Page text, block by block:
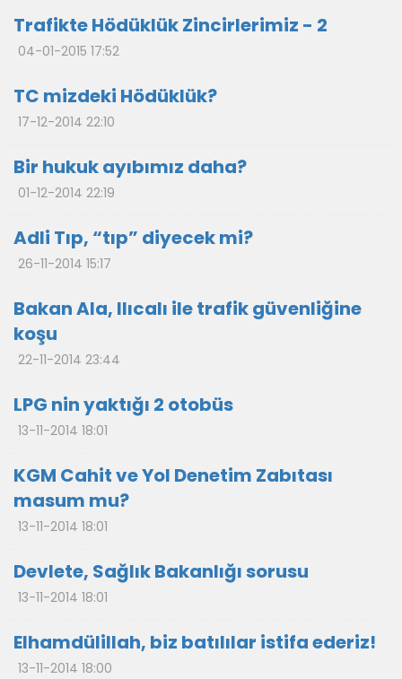
Trafikte Hödüklük Zincirlerimiz - 2
04-01-2015 17:52
TC mizdeki Hödüklük?
17-12-2014 22:10
Bir hukuk ayıbımız daha?
01-12-2014 22:19
Adli Tıp, “tıp” diyecek mi?
26-11-2014 15:17
Bakan Ala, Ilıcalı ile trafik güvenliğine
koşu
22-11-2014 23:44
LPG nin yaktığı 2 otobüs
13-11-2014 18:01
KGM Cahit ve Yol Denetim Zabıtası
masum mu?
13-11-2014 18:01
Devlete, Sağlık Bakanlığı sorusu
13-11-2014 18:01
Elhamdülillah, biz batılılar istifa ederiz!
13-11-2014 18:00